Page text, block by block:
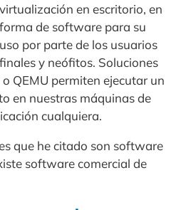
virtualización en escritorio, en
forma de software para su
uso por parte de los usuarios
finales y neófitos. Soluciones
QEMU permiten ejecutar un
en nuestras máquinas de
cualquiera.
que he citado son software
software comercial de